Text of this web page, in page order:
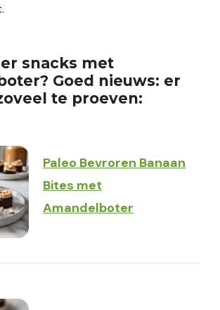
snacks met
Goed nieuws: er
te proeven:
Paleo Bevroren Banaan
Bites met
Amandelboter